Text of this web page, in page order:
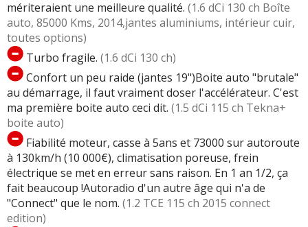
mériteraient une meilleure qualité. (1.6 dCi 130 ch Boîte
auto, 85000 Kms, 2014,jantes aluminiums, intérieur cuir,
toutes options)
Turbo fragile. (1.6 dCi 130 ch)
Confort un peu raide (jantes 19")Boite auto "brutale"
au démarrage, il faut vraiment doser l'accélérateur. C'est
ma première boite auto ceci dit. (1.5 dCi 115 ch Tekna+
boite auto)
Fiabilité moteur, casse à 5ans et 73000 sur autoroute
à 130km/h (10 000€), climatisation poreuse, frein
électrique se met en erreur sans raison. En 1 an 1/2, ça
fait beaucoup !Autoradio d'un autre âge qui n'a de
"Connect" que le nom. (1.2 TCE 115 ch 2015 connect
edition)